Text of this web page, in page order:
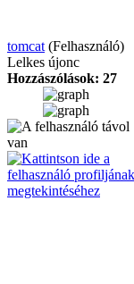
tomcat (Felhasználó)
Lelkes újonc
Hozzászólások: 27